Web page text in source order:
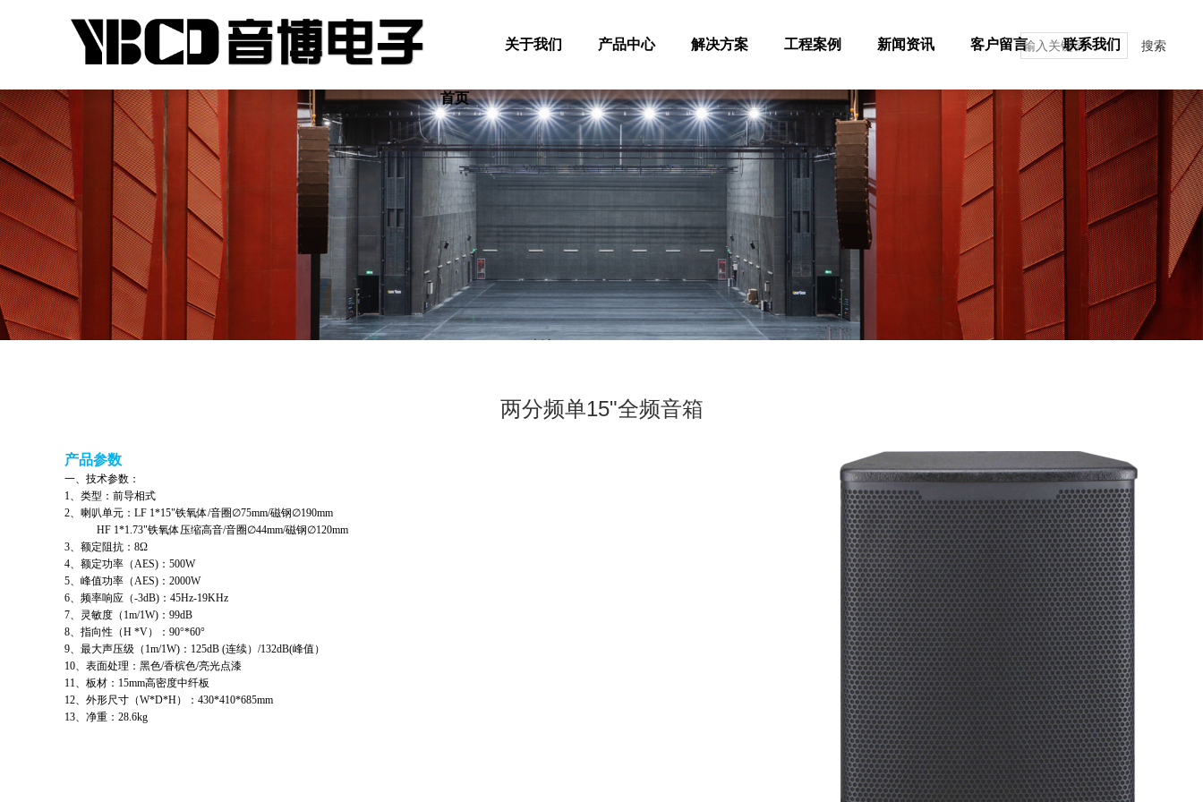
搜索
联系我们
客户留言
新闻资讯
工程案例
解决方案
产品中心
关于我们
首页
两分频单15"全频音箱
产品参数
一、技术参数：
1、类型：前导相式
2、喇叭单元：LF 1*15"铁氧体/音圈∅75mm/磁钢∅190mm
HF 1*1.73"铁氧体压缩高音/音圈∅44mm/磁钢∅120mm
3、额定阻抗：8Ω
4、额定功率（AES)：500W
5、峰值功率（AES)：2000W
6、频率响应（-3dB)：45Hz-19KHz
7、灵敏度（1m/1W)：99dB
8、指向性（H *V）：90°*60°
9、最大声压级（1m/1W)：125dB (连续）/132dB(峰值）
10、表面处理：黑色/香槟色/亮光点漆
11、板材：15mm高密度中纤板
12、外形尺寸（W*D*H）：430*410*685mm
13、净重：28.6kg